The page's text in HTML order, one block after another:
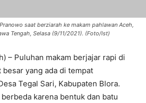
saat berziarah ke makam pahlawan Aceh,
Tengah, Selasa (9/11/2021). (Foto/Ist)
– Puluhan makam berjajar rapi di
yang ada di tempat
Tegal Sari, Kabupaten Blora.
karena bentuk dan batu